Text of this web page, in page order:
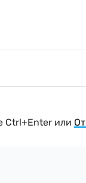
Ctrl+Enter или